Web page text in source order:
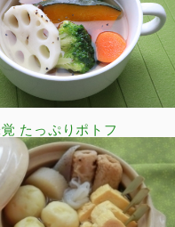
たっぷりポトフ